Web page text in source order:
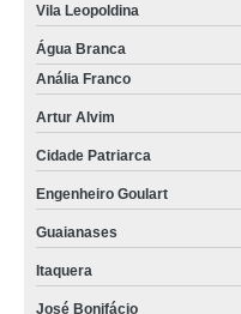
Vila Leopoldina
Água Branca
Anália Franco
Artur Alvim
Cidade Patriarca
Engenheiro Goulart
Guaianases
Itaquera
José Bonifácio